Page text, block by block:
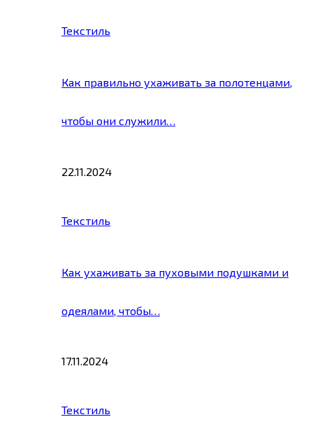
Текстиль
Как правильно ухаживать за полотенцами,
чтобы они служили…
22.11.2024
Текстиль
Как ухаживать за пуховыми подушками и
одеялами, чтобы…
17.11.2024
Текстиль